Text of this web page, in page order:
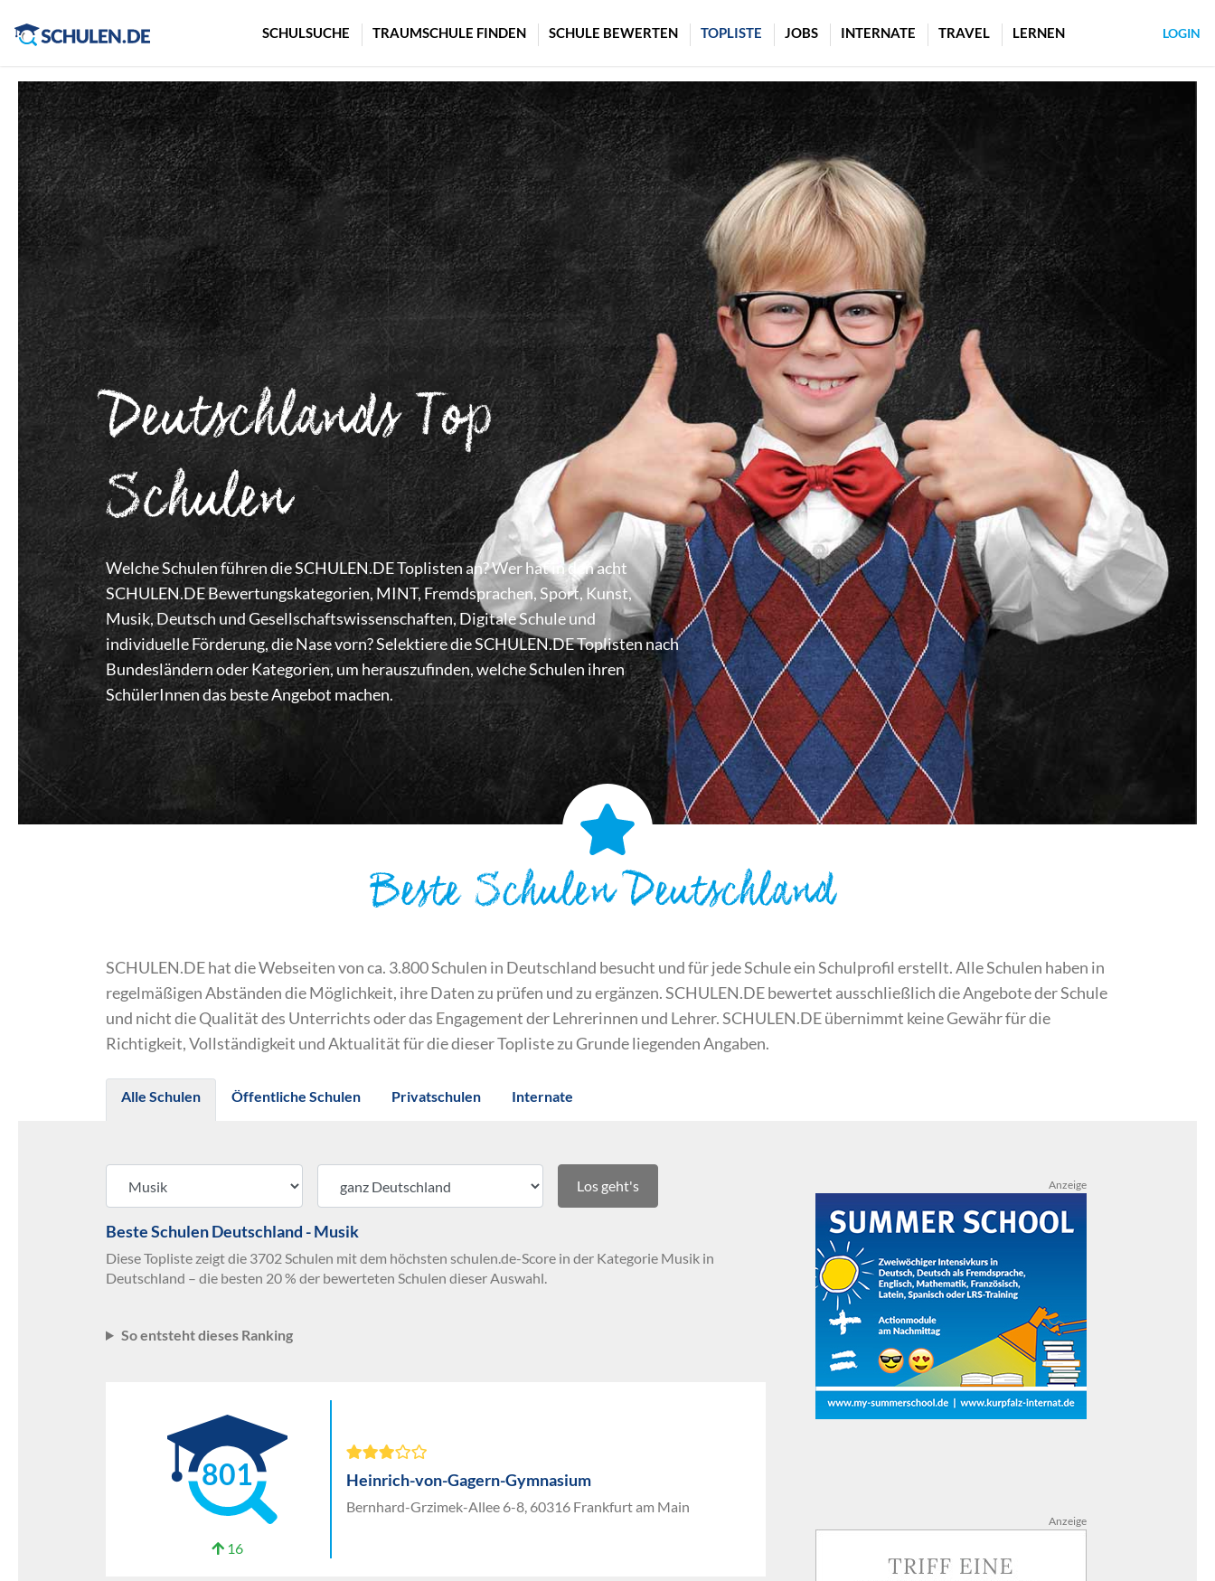
SCHULSUCHE TRAUMSCHULE FINDEN SCHULE BEWERTEN TOPLISTE JOBS INTERNATE TRAVEL LERNEN LOGIN
Deutschlands Top
Schulen
Welche Schulen führen die SCHULEN.DE Toplisten an? Wer hat in den acht
SCHULEN.DE Bewertungskategorien, MINT, Fremdsprachen, Sport, Kunst,
Musik, Deutsch und Gesellschaftswissenschaften, Digitale Schule und
individuelle Förderung, die Nase vorn? Selektiere die SCHULEN.DE Toplisten nach
Bundesländern oder Kategorien, um herauszufinden, welche Schulen ihren
SchülerInnen das beste Angebot machen.
Beste Schulen Deutschland
SCHULEN.DE hat die Webseiten von ca. 3.800 Schulen in Deutschland besucht und für jede Schule ein Schulprofil erstellt. Alle Schulen haben in
regelmäßigen Abständen die Möglichkeit, ihre Daten zu prüfen und zu ergänzen. SCHULEN.DE bewertet ausschließlich die Angebote der Schule
und nicht die Qualität des Unterrichts oder das Engagement der Lehrerinnen und Lehrer. SCHULEN.DE übernimmt keine Gewähr für die
Richtigkeit, Vollständigkeit und Aktualität für die dieser Topliste zu Grunde liegenden Angaben.
Alle Schulen Öffentliche Schulen Privatschulen Internate
Los geht's
Beste Schulen Deutschland - Musik
Diese Topliste zeigt die 3702 Schulen mit dem höchsten schulen.de-Score in der Kategorie Musik in
Deutschland – die besten 20 % der bewerteten Schulen dieser Auswahl.
So entsteht dieses Ranking
801
16
Heinrich-von-Gagern-Gymnasium
Bernhard-Grzimek-Allee 6-8, 60316 Frankfurt am Main
Anzeige
Anzeige